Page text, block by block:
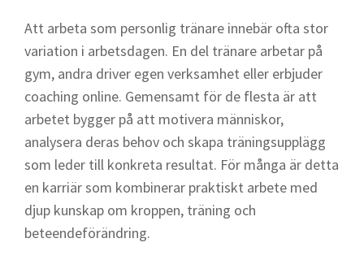
Att arbeta som personlig tränare innebär ofta stor
variation i arbetsdagen. En del tränare arbetar på
gym, andra driver egen verksamhet eller erbjuder
coaching online. Gemensamt för de flesta är att
arbetet bygger på att motivera människor,
analysera deras behov och skapa träningsupplägg
som leder till konkreta resultat. För många är detta
en karriär som kombinerar praktiskt arbete med
djup kunskap om kroppen, träning och
beteendeförändring.